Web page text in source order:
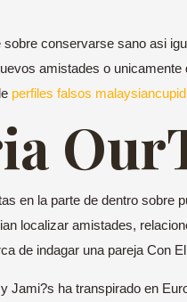
conservarse sano asi­
amistades o
perfiles falsos malaysiancupid
en la parte de dentro
localizar amistades,
de indagar una pareja Con
Jami?s ha transpirado en